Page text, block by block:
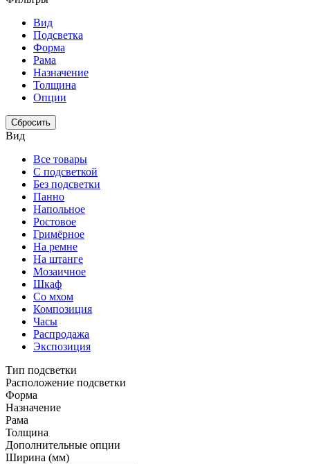
Вид
Подсветка
Форма
Рама
Назначение
Толщина
Опции
Сбросить
Вид
Все товары
С подсветкой
Без подсветки
Панно
Напольное
Ростовое
Гримёрное
На ремне
На штанге
Мозаичное
Шкаф
Со мхом
Композиция
Часы
Распродажа
Экспозиция
Тип подсветки
Расположение подсветки
Форма
Назначение
Рама
Толщина
Дополнительные опции
Ширина (мм)